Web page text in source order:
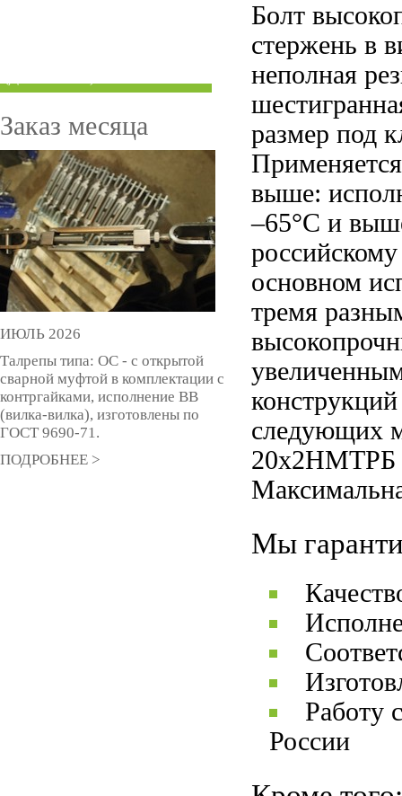
Болт
стержень в
неполная
размер под
выше:
–65°С и
основном
тремя
следующих
20х2НМТРБ
Мы
Работу
России
Заказ месяца
ИЮЛЬ 2026
Талрепы типа: ОС - с открытой
сварной муфтой в комплектации с
контргайками, исполнение ВВ
(вилка-вилка), изготовлены по
ГОСТ 9690-71.
ПОДРОБНЕЕ >